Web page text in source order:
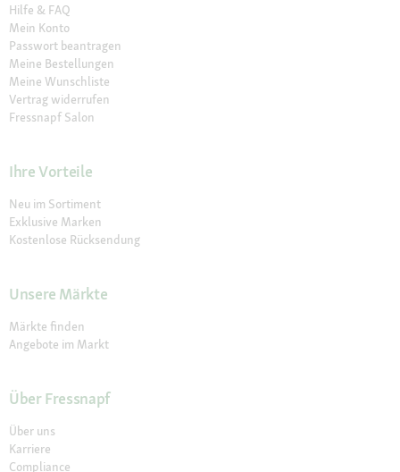
Hilfe & FAQ
Mein Konto
Passwort beantragen
Meine Bestellungen
Meine Wunschliste
Vertrag widerrufen
Fressnapf Salon
Ihre Vorteile
Neu im Sortiment
Exklusive Marken
Kostenlose Rücksendung
Unsere Märkte
Märkte finden
Angebote im Markt
Über Fressnapf
Über uns
Karriere
Compliance